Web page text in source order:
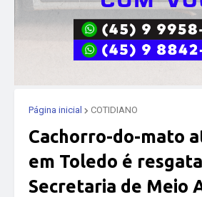
Página inicial COTIDIANO
Cachorro-do-mato
em Toledo é
Secretaria de Meio